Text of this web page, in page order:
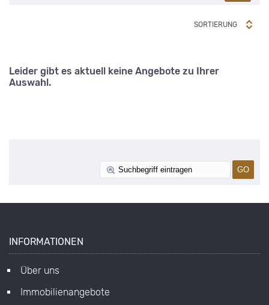
SORTIERUNG
Leider gibt es aktuell keine Angebote zu Ihrer
Auswahl.
INFORMATIONEN
Über uns
Immobilienangebote